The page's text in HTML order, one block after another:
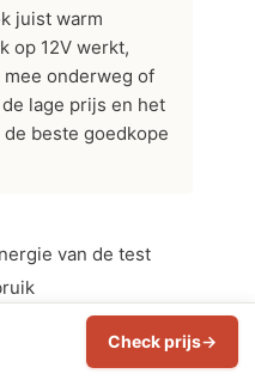
juist warm
op 12V werkt,
onderweg of
lage prijs en het
beste goedkope
van de test
in de auto
Check prijs